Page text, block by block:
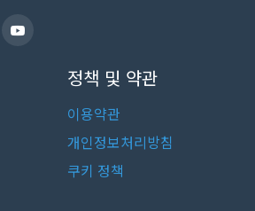
정책 및 약관
이용약관
개인정보처리방침
쿠키 정책